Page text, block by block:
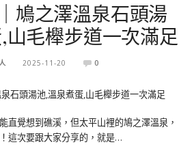
鳩之澤溫泉石頭湯
毛櫸步道一次滿足
2025-11-20 0
直覺想到礁溪，但太平山裡的鳩之澤溫泉，
這次要跟大家分享的，就是…